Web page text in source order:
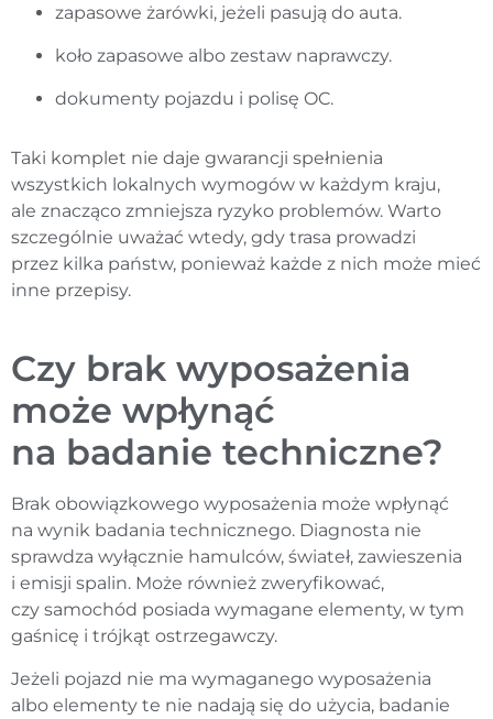
zapasowe żarówki, jeżeli pasują do auta.
koło zapasowe albo zestaw naprawczy.
dokumenty pojazdu i polisę OC.
Taki komplet nie daje gwarancji spełnienia
wszystkich lokalnych wymogów w każdym kraju,
ale znacząco zmniejsza ryzyko problemów. Warto
szczególnie uważać wtedy, gdy trasa prowadzi
przez kilka państw, ponieważ każde z nich może mieć
inne przepisy.
Czy brak wyposażenia
może wpłynąć
na badanie techniczne?
Brak obowiązkowego wyposażenia może wpłynąć
na wynik badania technicznego. Diagnosta nie
sprawdza wyłącznie hamulców, świateł, zawieszenia
i emisji spalin. Może również zweryfikować,
czy samochód posiada wymagane elementy, w tym
gaśnicę i trójkąt ostrzegawczy.
Jeżeli pojazd nie ma wymaganego wyposażenia
albo elementy te nie nadają się do użycia, badanie